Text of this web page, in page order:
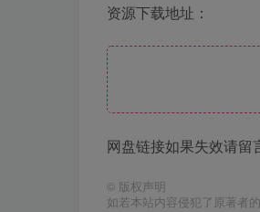
资源下载地址：
网盘链接如果失效请留
© 版权声明
如若本站内容侵犯了原著者